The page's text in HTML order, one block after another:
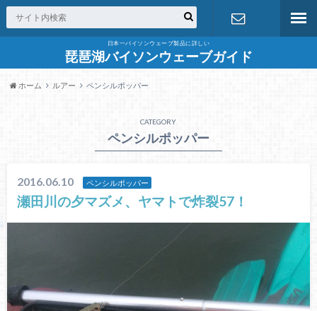
日本一バイソンウェーブ製品に詳しい
琵琶湖バイソンウェーブガイド
お問合せ
ホーム ルアー ペンシルポッパー
CATEGORY
ペンシルポッパー
2016.06.10 ペンシルポッパー
瀬田川の夕マズメ、ヤマトで炸裂57！